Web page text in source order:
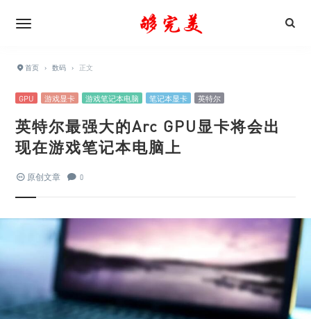
首页 › 数码 › 正文
GPU 游戏显卡 游戏笔记本电脑 笔记本显卡 英特尔
英特尔最强大的Arc GPU显卡将会出
现在游戏笔记本电脑上
原创文章 0